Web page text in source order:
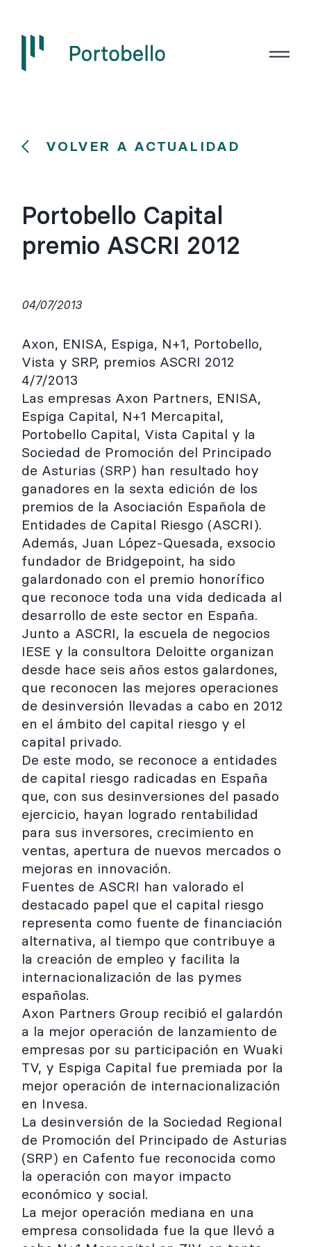
VOLVER A ACTUALIDAD
Portobello Capital
premio ASCRI 2012
04/07/2013
Axon, ENISA, Espiga, N+1, Portobello,
Vista y SRP, premios ASCRI 2012
4/7/2013
Las empresas Axon Partners, ENISA,
Espiga Capital, N+1 Mercapital,
Portobello Capital, Vista Capital y la
Sociedad de Promoción del Principado
de Asturias (SRP) han resultado hoy
ganadores en la sexta edición de los
premios de la Asociación Española de
Entidades de Capital Riesgo (ASCRI).
Además, Juan López-Quesada, exsocio
fundador de Bridgepoint, ha sido
galardonado con el premio honorífico
que reconoce toda una vida dedicada al
desarrollo de este sector en España.
Junto a ASCRI, la escuela de negocios
IESE y la consultora Deloitte organizan
desde hace seis años estos galardones,
que reconocen las mejores operaciones
de desinversión llevadas a cabo en 2012
en el ámbito del capital riesgo y el
capital privado.
De este modo, se reconoce a entidades
de capital riesgo radicadas en España
que, con sus desinversiones del pasado
ejercicio, hayan logrado rentabilidad
para sus inversores, crecimiento en
ventas, apertura de nuevos mercados o
mejoras en innovación.
Fuentes de ASCRI han valorado el
destacado papel que el capital riesgo
representa como fuente de financiación
alternativa, al tiempo que contribuye a
la creación de empleo y facilita la
internacionalización de las pymes
españolas.
Axon Partners Group recibió el galardón
a la mejor operación de lanzamiento de
empresas por su participación en Wuaki
TV, y Espiga Capital fue premiada por la
mejor operación de internacionalización
en Invesa.
La desinversión de la Sociedad Regional
de Promoción del Principado de Asturias
(SRP) en Cafento fue reconocida como
la operación con mayor impacto
económico y social.
La mejor operación mediana en una
empresa consolidada fue la que llevó a